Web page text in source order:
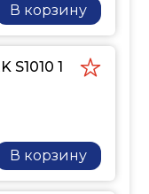
В корзину
S1010 1
В корзину